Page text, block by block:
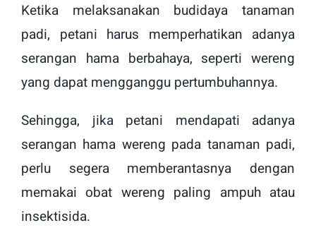
Ketika melaksanakan budidaya tanaman
padi, petani harus memperhatikan adanya
serangan hama berbahaya, seperti wereng
yang dapat mengganggu pertumbuhannya.
Sehingga, jika petani mendapati adanya
serangan hama wereng pada tanaman padi,
perlu segera memberantasnya dengan
memakai obat wereng paling ampuh atau
insektisida.